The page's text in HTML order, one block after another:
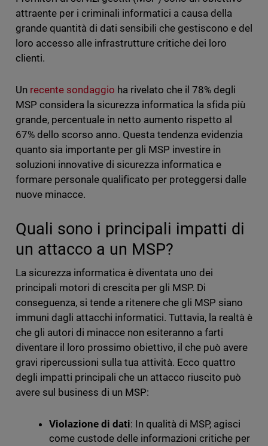
attraente per i criminali informatici a causa della
grande quantità di dati sensibili che gestiscono e del
loro accesso alle infrastrutture critiche dei loro
clienti.
Un recente sondaggio ha rivelato che il 78% degli
MSP considera la sicurezza informatica la sfida più
grande, percentuale in netto aumento rispetto al
67% dello scorso anno. Questa tendenza evidenzia
quanto sia importante per gli MSP investire in
soluzioni innovative di sicurezza informatica e
formare personale qualificato per proteggersi dalle
nuove minacce.
Quali sono i principali impatti di
un attacco a un MSP?
La sicurezza informatica è diventata uno dei
principali motori di crescita per gli MSP. Di
conseguenza, si tende a ritenere che gli MSP siano
immuni dagli attacchi informatici. Tuttavia, la realtà è
che gli autori di minacce non esiteranno a farti
diventare il loro prossimo obiettivo, il che può avere
gravi ripercussioni sulla tua attività. Ecco quattro
degli impatti principali che un attacco riuscito può
avere sul business di un MSP:
Violazione di dati: In qualità di MSP, agisci
come custode delle informazioni critiche per